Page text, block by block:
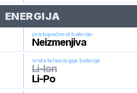
ENERGIJA
pristupačnost baterije
Neizmenjiva
vrsta tehnologije baterije
Li-Ion
Li-Po